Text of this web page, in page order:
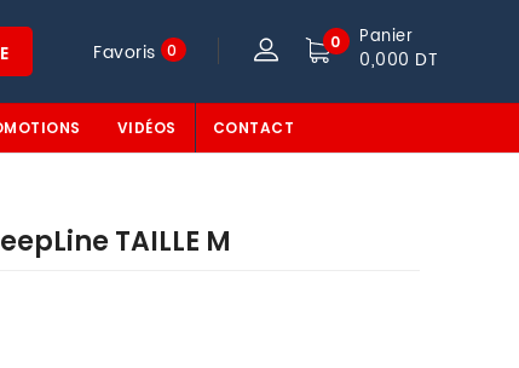
0 Panier
0,000 DT
Favoris 0
VIDÉOS CONTACT
TAILLE M